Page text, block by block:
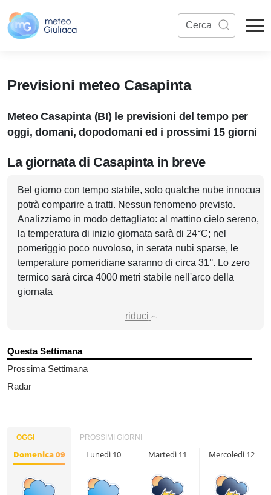
Previsioni meteo Casapinta
Meteo Casapinta (BI) le previsioni del tempo per
oggi, domani, dopodomani ed i prossimi 15 giorni
La giornata di Casapinta in breve
Bel giorno con tempo stabile, solo qualche nube innocua
potrà comparire a tratti. Nessun fenomeno previsto.
Analizziamo in modo dettagliato: al mattino cielo sereno,
la temperatura di inizio giornata sarà di 24°C; nel
pomeriggio poco nuvoloso, in serata nubi sparse, le
temperature pomeridiane saranno di circa 31°. Lo zero
termico sarà circa 4000 metri stabile nell'arco della
giornata
riduci
Questa Settimana
Prossima Settimana
Radar
OGGI PROSSIMI GIORNI
Domenica 09 Lunedì 10 Martedì 11 Mercoledì 12